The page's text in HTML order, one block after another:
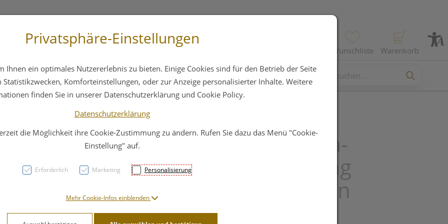
Wunschliste Warenkorb
Hautpflege Familie Nahrungsergänzung
Vitamaze R-Alpha-
Liponsäure 200mg
hochdosiert vegan
PZN: 5179564
Privatsphäre-Einstellungen
Ihnen ein optimales Nutzererlebnis zu bieten. Einige Cookies sind für den Betrieb der Seite
Komforteinstellungen, oder zur Anzeige personalisierter Inhalte. Weitere
finden Sie in unserer Datenschutzerklärung und Cookie Policy.
Datenschutzerklärung
die Möglichkeit ihre Cookie-Zustimmung zu ändern. Rufen Sie dazu das Menü "Cookie-
Einstellung" auf.
Erforderlich Marketing Personalisierung
Mehr Cookie-Infos einblenden